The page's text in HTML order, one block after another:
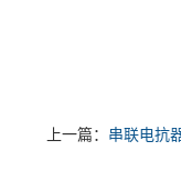
上一篇： 串联电抗